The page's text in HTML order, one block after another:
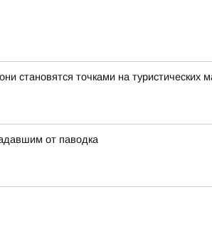
становятся точками на туристических
от паводка